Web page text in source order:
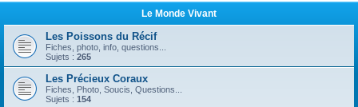
Le Monde Vivant
Les Poissons du Récif
Fiches, photo, info, questions...
Sujets : 265
Les Précieux Coraux
Fiches, Photo, Soucis, Questions...
Sujets : 154